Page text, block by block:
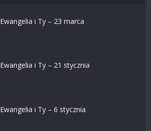
Ewangelia i Ty – 23 marca
Ewangelia i Ty – 21 stycznia
Ewangelia i Ty – 6 stycznia